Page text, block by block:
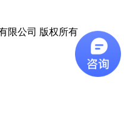
限公司 版权所有